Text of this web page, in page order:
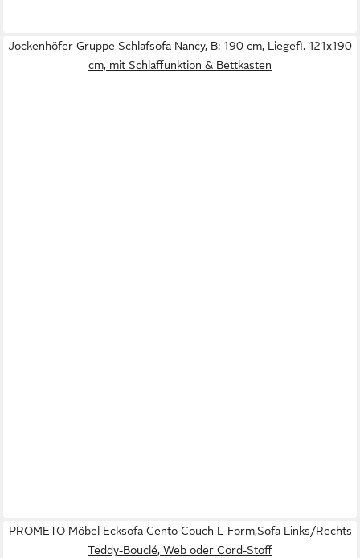
Jockenhöfer Gruppe Schlafsofa Nancy, B: 190 cm, Liegefl. 121x190
cm, mit Schlaffunktion & Bettkasten
PROMETO Möbel Ecksofa Cento Couch L-Form,Sofa Links/Rechts
Teddy-Bouclé, Web oder Cord-Stoff